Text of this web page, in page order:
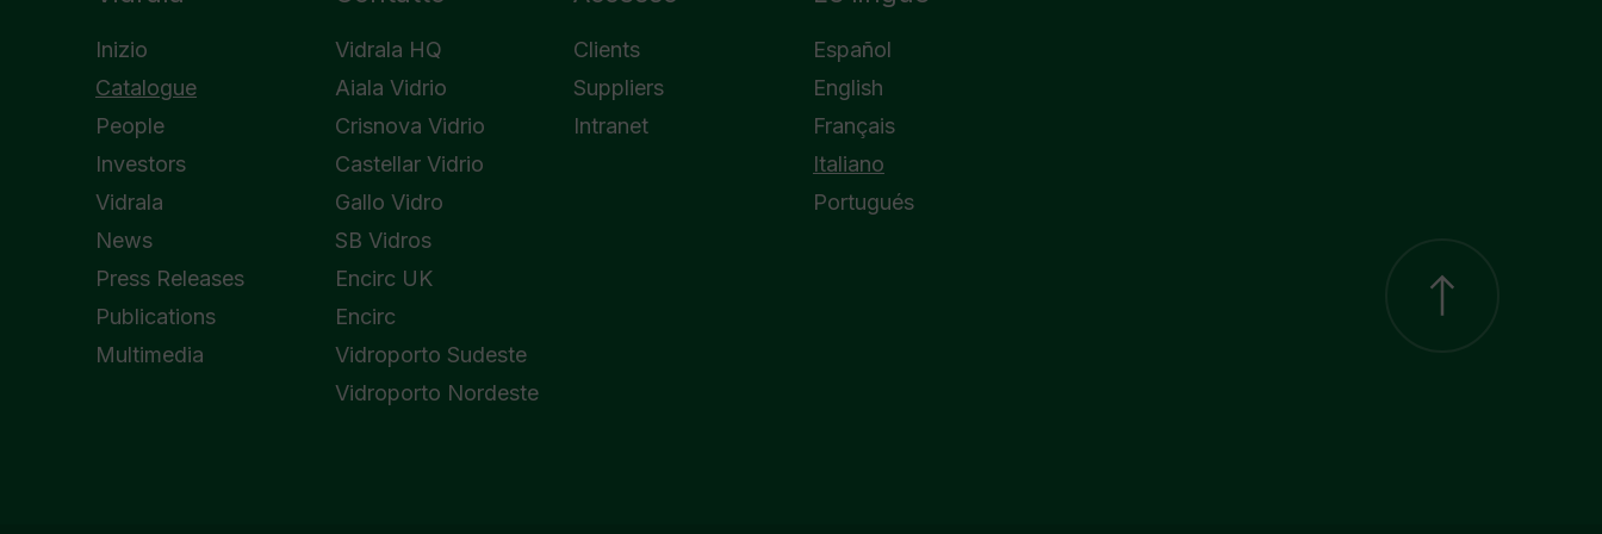
Inizio
Catalogue
People
Investors
Vidrala
News
Press Releases
Publications
Multimedia
Vidrala HQ
Aiala Vidrio
Crisnova Vidrio
Castellar Vidrio
Gallo Vidro
SB Vidros
Encirc UK
Encirc
Vidroporto Sudeste
Vidroporto Nordeste
Clients
Suppliers
Intranet
Español
English
Français
Italiano
Portugués